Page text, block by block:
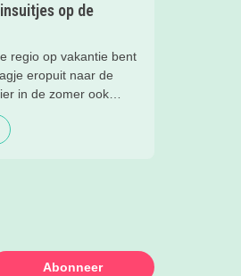
op de
regio op vakantie bent
eropuit naar de
in de zomer ook
Abonneer